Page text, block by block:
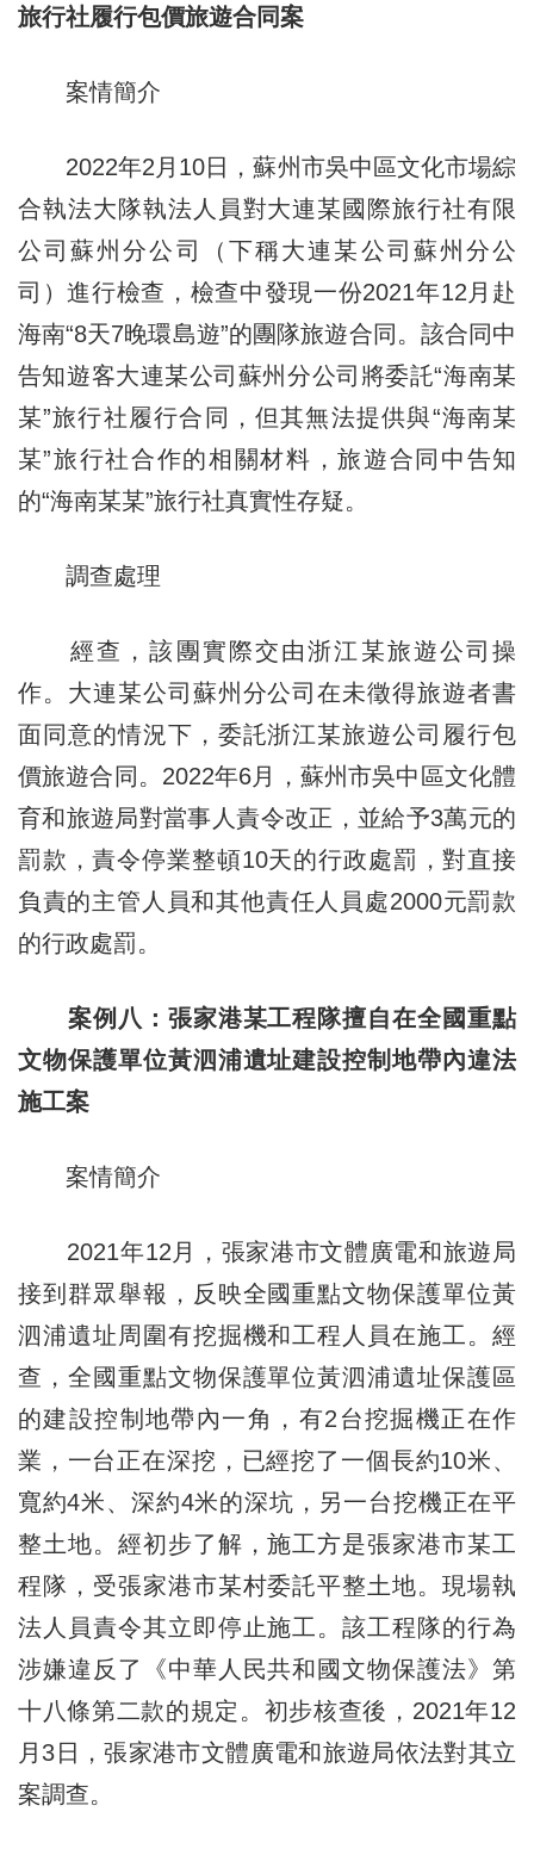
旅行社履行包價旅遊合同案
案情簡介
2022年2月10日，蘇州市吳中區文化市場綜
合執法大隊執法人員對大連某國際旅行社有限
公司蘇州分公司（下稱大連某公司蘇州分公
司）進行檢查，檢查中發現一份2021年12月赴
海南“8天7晚環島遊”的團隊旅遊合同。該合同中
告知遊客大連某公司蘇州分公司將委託“海南某
某”旅行社履行合同，但其無法提供與“海南某
某”旅行社合作的相關材料，旅遊合同中告知
的“海南某某”旅行社真實性存疑。
調查處理
經查，該團實際交由浙江某旅遊公司操
作。大連某公司蘇州分公司在未徵得旅遊者書
面同意的情況下，委託浙江某旅遊公司履行包
價旅遊合同。2022年6月，蘇州市吳中區文化體
育和旅遊局對當事人責令改正，並給予3萬元的
罰款，責令停業整頓10天的行政處罰，對直接
負責的主管人員和其他責任人員處2000元罰款
的行政處罰。
案例八：張家港某工程隊擅自在全國重點
文物保護單位黃泗浦遺址建設控制地帶內違法
施工案
案情簡介
2021年12月，張家港市文體廣電和旅遊局
接到群眾舉報，反映全國重點文物保護單位黃
泗浦遺址周圍有挖掘機和工程人員在施工。經
查，全國重點文物保護單位黃泗浦遺址保護區
的建設控制地帶內一角，有2台挖掘機正在作
業，一台正在深挖，已經挖了一個長約10米、
寬約4米、深約4米的深坑，另一台挖機正在平
整土地。經初步了解，施工方是張家港市某工
程隊，受張家港市某村委託平整土地。現場執
法人員責令其立即停止施工。該工程隊的行為
涉嫌違反了《中華人民共和國文物保護法》第
十八條第二款的規定。初步核查後，2021年12
月3日，張家港市文體廣電和旅遊局依法對其立
案調查。